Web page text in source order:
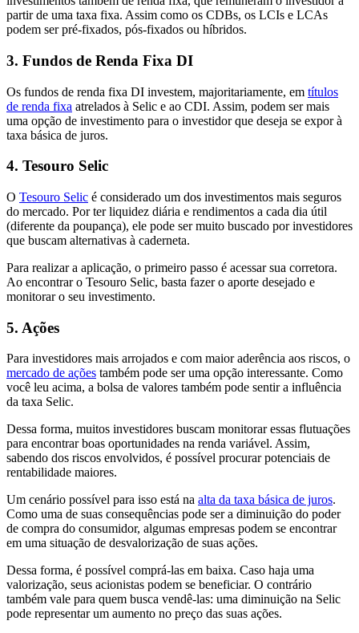
partir de uma taxa fixa. Assim como os CDBs, os LCIs e LCAs
podem ser pré-fixados, pós-fixados ou híbridos.
3. Fundos de Renda Fixa DI
Os fundos de renda fixa DI investem, majoritariamente, em títulos
de renda fixa atrelados à Selic e ao CDI. Assim, podem ser mais
uma opção de investimento para o investidor que deseja se expor à
taxa básica de juros.
4. Tesouro Selic
O Tesouro Selic é considerado um dos investimentos mais seguros
do mercado. Por ter liquidez diária e rendimentos a cada dia útil
(diferente da poupança), ele pode ser muito buscado por investidores
que buscam alternativas à caderneta.
Para realizar a aplicação, o primeiro passo é acessar sua corretora.
Ao encontrar o Tesouro Selic, basta fazer o aporte desejado e
monitorar o seu investimento.
5. Ações
Para investidores mais arrojados e com maior aderência aos riscos, o
mercado de ações também pode ser uma opção interessante. Como
você leu acima, a bolsa de valores também pode sentir a influência
da taxa Selic.
Dessa forma, muitos investidores buscam monitorar essas flutuações
para encontrar boas oportunidades na renda variável. Assim,
sabendo dos riscos envolvidos, é possível procurar potenciais de
rentabilidade maiores.
Um cenário possível para isso está na alta da taxa básica de juros.
Como uma de suas consequências pode ser a diminuição do poder
de compra do consumidor, algumas empresas podem se encontrar
em uma situação de desvalorização de suas ações.
Dessa forma, é possível comprá-las em baixa. Caso haja uma
valorização, seus acionistas podem se beneficiar. O contrário
também vale para quem busca vendê-las: uma diminuição na Selic
pode representar um aumento no preço das suas ações.